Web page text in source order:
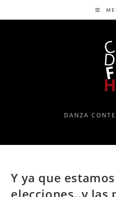
DANZA
Y ya que